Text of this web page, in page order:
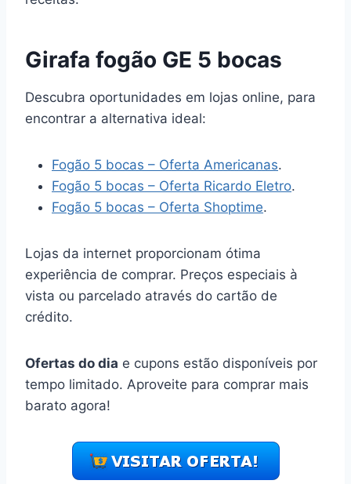
Girafa fogão GE 5 bocas
Descubra oportunidades em lojas online, para
encontrar a alternativa ideal:
Fogão 5 bocas – Oferta Americanas.
Fogão 5 bocas – Oferta Ricardo Eletro.
Fogão 5 bocas – Oferta Shoptime.
Lojas da internet proporcionam ótima
experiência de comprar. Preços especiais à
vista ou parcelado através do cartão de
crédito.
Ofertas do dia e cupons estão disponíveis por
tempo limitado. Aproveite para comprar mais
barato agora!